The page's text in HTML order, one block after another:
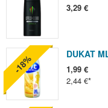
3,29 €
DUKAT
1,99 €
2,44 €
-18%